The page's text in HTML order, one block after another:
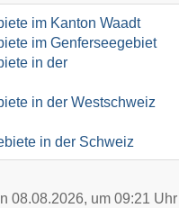
im Kanton Waadt
im Genferseegebiet
in der
in der Westschweiz
in der Schweiz
08.08.2026, um 09:21 Uhr